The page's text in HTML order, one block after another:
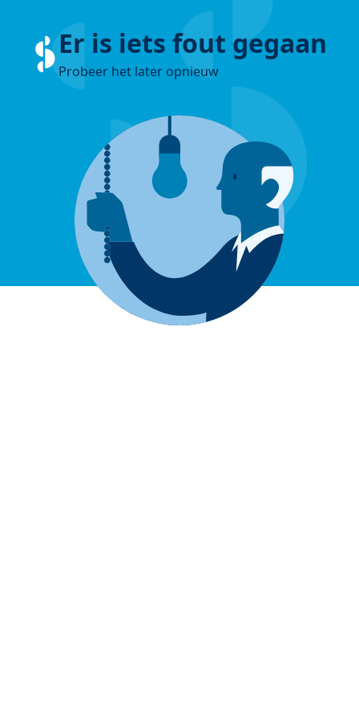
Er is iets fout gegaan
Probeer het later opnieuw